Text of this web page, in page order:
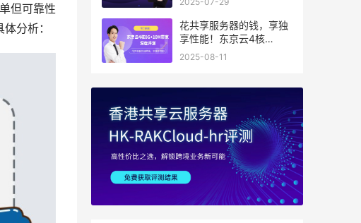
但可靠性
分析：
花共享服务器的钱，享独
享性能！东京云4核
8G+10M带宽降价来袭
2025-08-11